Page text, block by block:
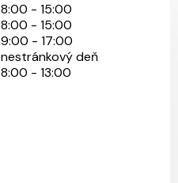
8:00 - 15:00
8:00 - 15:00
9:00 - 17:00
nestránkový deň
8:00 - 13:00